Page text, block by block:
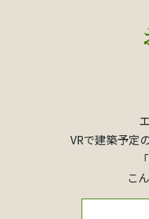
VRで建築予定
こ